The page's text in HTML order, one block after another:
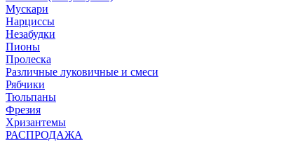
Мускари
Нарцисcы
Незабудки
Пионы
Пролеска
Различные луковичные и смеси
Рябчики
Тюльпаны
Фрезия
Хризантемы
РАСПРОДАЖА